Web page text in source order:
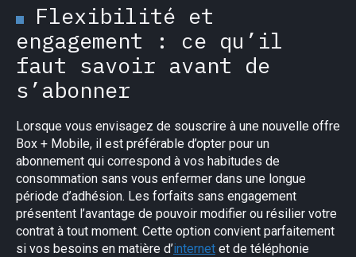
Flexibilité et
engagement : ce qu’il
faut savoir avant de
s’abonner
Lorsque vous envisagez de souscrire à une nouvelle offre
Box + Mobile, il est préférable d’opter pour un
abonnement qui correspond à vos habitudes de
consommation sans vous enfermer dans une longue
période d’adhésion. Les forfaits sans engagement
présentent l’avantage de pouvoir modifier ou résilier votre
contrat à tout moment. Cette option convient parfaitement
si vos besoins en matière d’internet et de téléphonie